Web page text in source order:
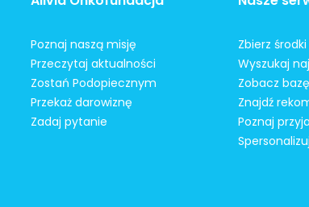
Poznaj naszą misję
Przeczytaj aktualności
Zostań Podopiecznym
Przekaż darowiznę
Zadaj pytanie
Zbierz
Wyszukaj
Zobacz
Znajdź
Poznaj